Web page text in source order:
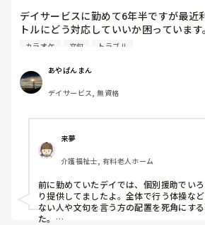
デイサービスに勤めて6年半ですが最近
トルにどう対応していいか困っています。
カラオケをやり続ける利用者さんに対し
り、それを注意し合う利用者さん。それ
り止めに入る。
レクをやらない利用者さんに対して文
なんとか間に入ったり穏やかに収めた
日々繰り広げられるこの状況にウンザリ
イサービスを知らないのでこんなものな
やかに、たまにケンカもありましたが席
ば収まるような感じでした。この時期不
るのかなー？
カラオケ 文句 トラブル
あやぱんまん
デイサービス, 無資格
来夢
介護福祉士, 有料老人ホーム
前に勤めていたデイでは、個別援助でい
り提供してましたよ。全体で行う体操な
ない人や文句を言う方の配置を死角にす
た。